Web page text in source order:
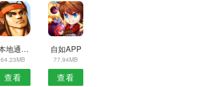
51本地通预约安卓版
64.23MB
查看
自如APP
77.94MB
查看